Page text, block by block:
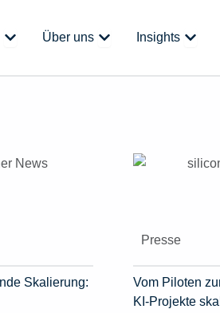
Öffne Lösungen
Über uns Öffne Über uns
Insights Öffne
Skalierung:
Presse
Vom Piloten
KI-Projekte